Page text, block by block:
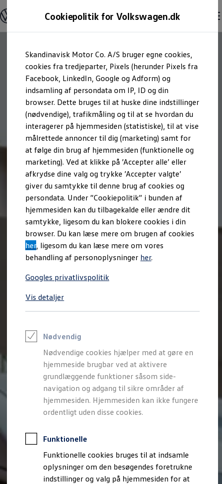
Cookiepolitik for Volkswagen.dk
Skandinavisk Motor Co. A/S bruger egne cookies,
cookies fra tredjeparter, Pixels (herunder Pixels fra
Facebook, LinkedIn, Google og Adform) og
indsamling af persondata om IP, ID og din
browser. Dette bruges til at huske dine indstillinger
(nødvendige), trafikmåling og til at se hvordan du
interagerer på hjemmesiden (statistiske), til at vise
målrettede annoncer til dig (marketing) samt for
at følge din brug af hjemmesiden (funktionelle og
marketing). Ved at klikke på ’Accepter alle’ eller
afkrydse dine valg og trykke ’Accepter valgte’
giver du samtykke til denne brug af cookies og
persondata. Under ”Cookiepolitik” i bunden af
hjemmesiden kan du tilbagekalde eller ændre dit
samtykke, ligesom du kan blokere cookies i din
browser. Du kan læse mere om brugen af cookies
her, ligesom du kan læse mere om vores
behandling af personoplysninger her.
Googles privatlivspolitik
Vis detaljer
Nødvendig
Nødvendige cookies hjælper med at gøre en
hjemmeside brugbar ved at aktivere
grundlæggende funktioner såsom side-
navigation og adgang til sikre områder af
hjemmesiden. Hjemmesiden kan ikke fungere
ordentligt uden disse cookies.
Funktionelle
Funktionelle cookies bruges til at indsamle
oplysninger om den besøgendes foretrukne
indstillinger og valg på hjemmesiden for at
hovedindhold
footer
Modeller og konfigurator
Byg din Volkswagen
Alle modeller
Kend din Volkswagen
Erhvervsbiler
Værktøjskassen
ConnectedFleet
Service
California on Tour app
Elektriske biler
Elbiler
ID. Polo
ID. Cross
ID.3 Neo
ID.4
ID.5
ID.7
ID.7 Tourer
ID. Buzz
Konceptbiler
ID. EVERY1
ID. 2all & ID. GTI
Varebiler på el
Elektromobilitet i dagligdagen
Eldrevne modeller
ID. Buzz Cargo
Opladning og Rækkevidde
Opladning med Clever
Opladning med Clever - Erhvervsbiler
Udregn din rækkevidde
Lær din ID. at kende
Varmepumpe
Energieffektivitet
Teaser Battery Regulation
Software og konnektivitet
ID. Software 6.0
ID.- softwareversioner og opdateringer
Grænseflader til din ID.
Køb og leasing
Lagerbiler til hurtig levering
Book en prøvetur
Bestil et tilbud
Brugte biler
Pendlerleasing
Budgetberegner